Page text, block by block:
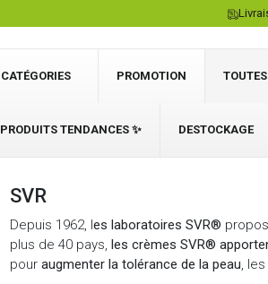
CATÉGORIES PROMOTION
PRODUITS TENDANCES ✨ DESTOCKAGE
SVR
Depuis 1962, les laboratoires SVR®
plus de 40 pays, les crèmes SVR®
pour augmenter la tolérance de la peau,